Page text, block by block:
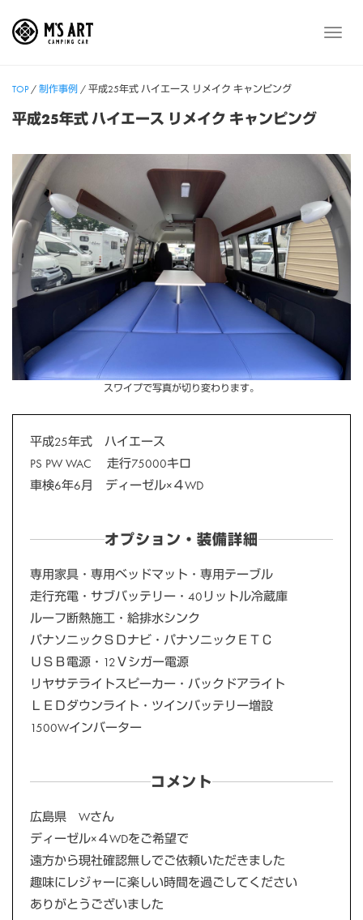
メ
TOP/制作事例 /平成25年式 ハイエース リメイク キャンピング
平成25年式 ハイエース リメイク キャンピング
スワイプで写真が切り変わります。
平成25年式 ハイエース
PS PW WAC 走行75000キロ
車検6年6月 ディーゼル×４WD
オプション・装備詳細
専用家具・専用ベッドマット・専用テーブル
走行充電・サブバッテリー・40リットル冷蔵庫
ルーフ断熱施工・給排水シンク
パナソニックＳＤナビ・パナソニックＥＴＣ
ＵＳＢ電源・12Ｖシガー電源
リヤサテライトスピーカー・バックドアライト
ＬＥＤダウンライト・ツインバッテリー増設
1500Wインバーター
コメント
広島県 Wさん
ディーゼル×４WDをご希望で
遠方から現社確認無しでご依頼いただきました
趣味にレジャーに楽しい時間を過ごしてください
ありがとうございました